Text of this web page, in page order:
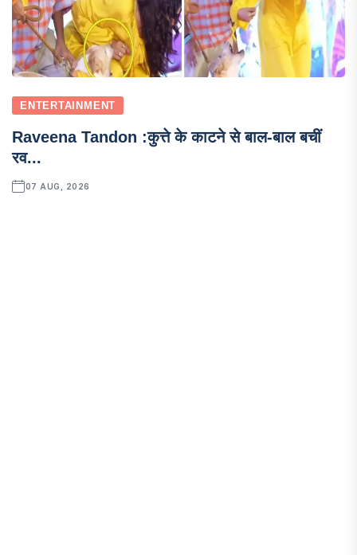
ENTERTAINMENT
Raveena Tandon :कुत्ते के काटने से बाल-बाल बचीं
रव...
07 AUG, 2026